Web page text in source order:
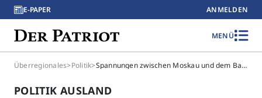
E-PAPER ANMELDEN
MENÜ
Überregionales>Politik> Spannungen zwischen Moskau und dem Baltikum wachsen
POLITIK AUSLAND